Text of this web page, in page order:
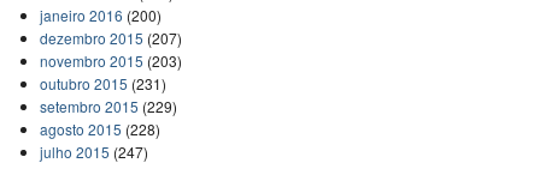
janeiro 2016 (200)
dezembro 2015 (207)
novembro 2015 (203)
outubro 2015 (231)
setembro 2015 (229)
agosto 2015 (228)
julho 2015 (247)